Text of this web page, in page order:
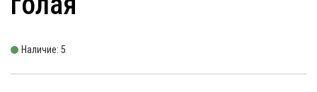
Наличие: 5